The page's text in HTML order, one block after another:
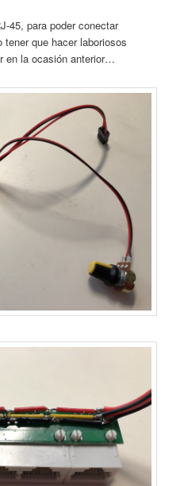
45, para poder conectar
que hacer laboriosos
en la ocasión anterior…